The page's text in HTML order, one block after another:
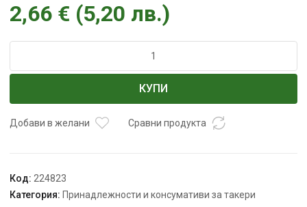
2,66 € (5,20 лв.)
Скоби
такер
5000бр
КУПИ
Добави в желани Сравни продукта
Код: 224823
Категория: Принадлежности и консумативи за такери